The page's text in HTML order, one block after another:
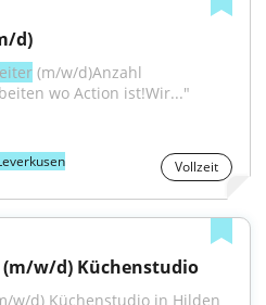
d)
(m/w/d)Anzahl
wo Action ist!Wir..."
Vollzeit
(m/w/d) Küchenstudio
w/d) Küchenstudio in Hilden